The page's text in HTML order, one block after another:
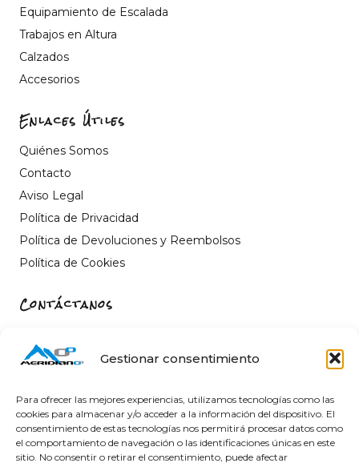
Gestionar consentimiento
Para ofrecer las mejores experiencias, utilizamos tecnologías como las
cookies para almacenar y/o acceder a la información del dispositivo. El
consentimiento de estas tecnologías nos permitirá procesar datos como
el comportamiento de navegación o las identificaciones únicas en este
sitio. No consentir o retirar el consentimiento, puede afectar
Equipamiento de Escalada
Trabajos en Altura
Calzados
Accesorios
Enlaces Útiles
Quiénes Somos
Contacto
Aviso Legal
Política de Privacidad
Política de Devoluciones y Reembolsos
Política de Cookies
Contáctanos
Castelló
info@meridiano-0.com